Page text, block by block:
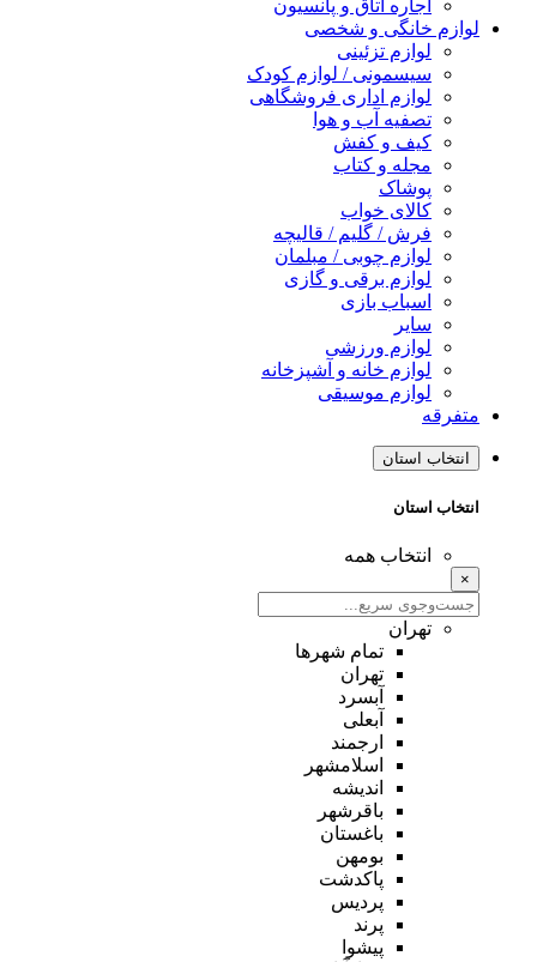
اجاره اتاق و پانسیون
لوازم خانگی و شخصی
لوازم تزئینی
سیسمونی / لوازم کودک
لوازم اداری فروشگاهی
تصفیه آب و هوا
کیف و کفش
مجله و کتاب
پوشاک
کالای خواب
فرش / گلیم / قالیچه
لوازم چوبی / مبلمان
لوازم برقی و گازی
اسباب بازی
سایر
لوازم ورزشی
لوازم خانه و آشپزخانه
لوازم موسیقی
متفرقه
انتخاب استان
انتخاب استان
انتخاب همه
×
تهران
تمام شهر‌ها
تهران
آبسرد
آبعلی
ارجمند
اسلامشهر
اندیشه
باقرشهر
باغستان
بومهن
پاکدشت
پردیس
پرند
پیشوا